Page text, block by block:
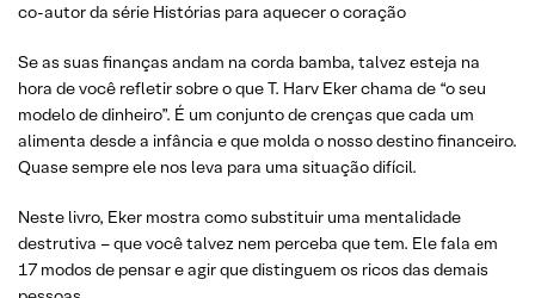
co-autor da série Histórias para aquecer o coração
Se as suas finanças andam na corda bamba, talvez esteja na
hora de você refletir sobre o que T. Harv Eker chama de “o seu
modelo de dinheiro”. É um conjunto de crenças que cada um
alimenta desde a infância e que molda o nosso destino financeiro.
Quase sempre ele nos leva para uma situação difícil.
Neste livro, Eker mostra como substituir uma mentalidade
destrutiva – que você talvez nem perceba que tem. Ele fala em
17 modos de pensar e agir que distinguem os ricos das demais